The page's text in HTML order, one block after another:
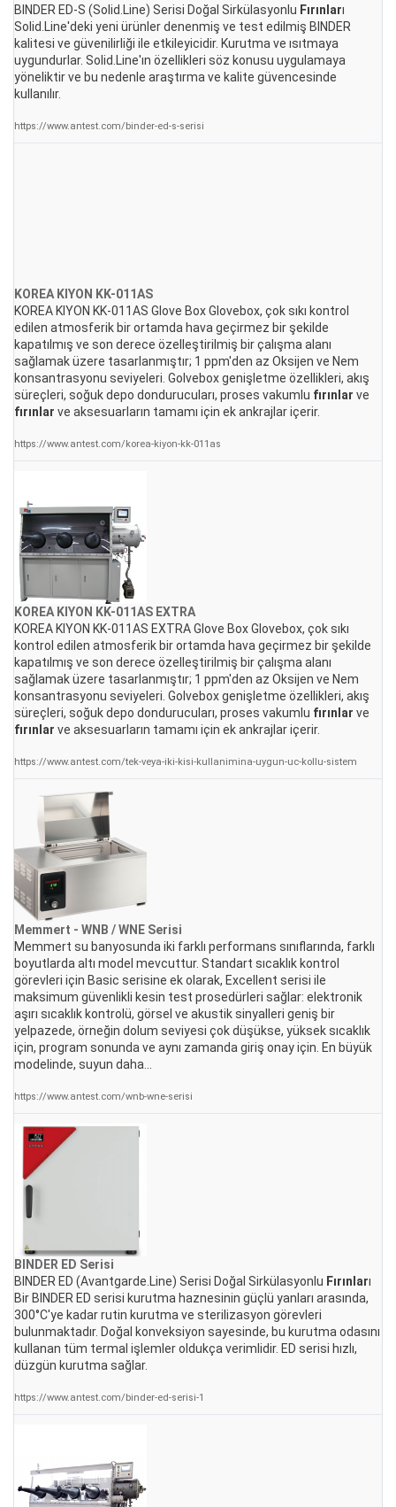
BINDER ED-S (Solid.Line) Serisi Doğal Sirkülasyonlu Fırınları
Solid.Line'deki yeni ürünler denenmiş ve test edilmiş BINDER
kalitesi ve güvenilirliği ile etkileyicidir. Kurutma ve ısıtmaya
uygundurlar. Solid.Line'ın özellikleri söz konusu uygulamaya
yöneliktir ve bu nedenle araştırma ve kalite güvencesinde
kullanılır.
https://www.antest.com/binder-ed-s-serisi
KOREA KIYON KK-011AS
KOREA KIYON KK-011AS Glove Box Glovebox, çok sıkı kontrol
edilen atmosferik bir ortamda hava geçirmez bir şekilde
kapatılmış ve son derece özelleştirilmiş bir çalışma alanı
sağlamak üzere tasarlanmıştır; 1 ppm'den az Oksijen ve Nem
konsantrasyonu seviyeleri. Golvebox genişletme özellikleri, akış
süreçleri, soğuk depo dondurucuları, proses vakumlu fırınlar ve
fırınlar ve aksesuarların tamamı için ek ankrajlar içerir.
https://www.antest.com/korea-kiyon-kk-011as
KOREA KIYON KK-011AS EXTRA
KOREA KIYON KK-011AS EXTRA Glove Box Glovebox, çok sıkı
kontrol edilen atmosferik bir ortamda hava geçirmez bir şekilde
kapatılmış ve son derece özelleştirilmiş bir çalışma alanı
sağlamak üzere tasarlanmıştır; 1 ppm'den az Oksijen ve Nem
konsantrasyonu seviyeleri. Golvebox genişletme özellikleri, akış
süreçleri, soğuk depo dondurucuları, proses vakumlu fırınlar ve
fırınlar ve aksesuarların tamamı için ek ankrajlar içerir.
https://www.antest.com/tek-veya-iki-kisi-kullanimina-uygun-uc-kollu-sistem
Memmert - WNB / WNE Serisi
Memmert su banyosunda iki farklı performans sınıflarında, farklı
boyutlarda altı model mevcuttur. Standart sıcaklık kontrol
görevleri için Basic serisine ek olarak, Excellent serisi ile
maksimum güvenlikli kesin test prosedürleri sağlar: elektronik
aşırı sıcaklık kontrolü, görsel ve akustik sinyalleri geniş bir
yelpazede, örneğin dolum seviyesi çok düşükse, yüksek sıcaklık
için, program sonunda ve aynı zamanda giriş onay için. En büyük
modelinde, suyun daha...
https://www.antest.com/wnb-wne-serisi
BINDER ED Serisi
BINDER ED (Avantgarde.Line) Serisi Doğal Sirkülasyonlu Fırınları
Bir BINDER ED serisi kurutma haznesinin güçlü yanları arasında,
300°C'ye kadar rutin kurutma ve sterilizasyon görevleri
bulunmaktadır. Doğal konveksiyon sayesinde, bu kurutma odasını
kullanan tüm termal işlemler oldukça verimlidir. ED serisi hızlı,
düzgün kurutma sağlar.
https://www.antest.com/binder-ed-serisi-1